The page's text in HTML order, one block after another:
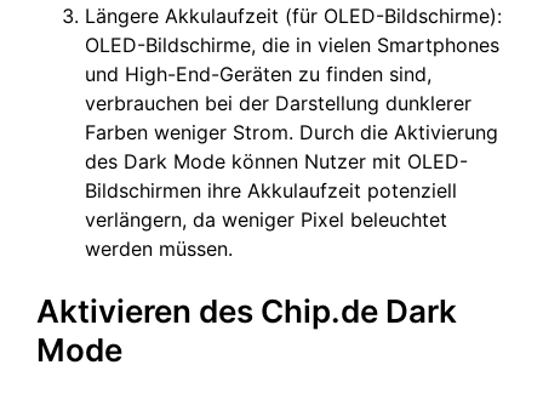
Längere Akkulaufzeit (für OLED-Bildschirme):
OLED-Bildschirme, die in vielen Smartphones
und High-End-Geräten zu finden sind,
verbrauchen bei der Darstellung dunklerer
Farben weniger Strom. Durch die Aktivierung
des Dark Mode können Nutzer mit OLED-
Bildschirmen ihre Akkulaufzeit potenziell
verlängern, da weniger Pixel beleuchtet
werden müssen.
Aktivieren des Chip.de Dark
Mode